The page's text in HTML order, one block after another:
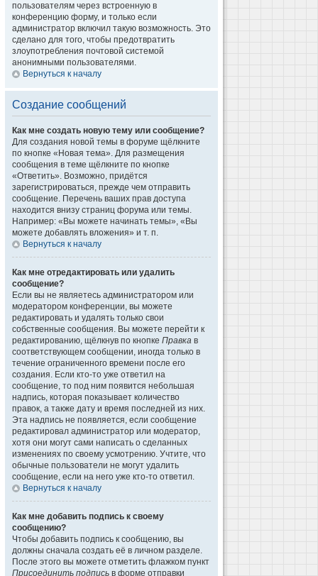
пользователям через встроенную в
конференцию форму, и только если
администратор включил такую возможность. Это
сделано для того, чтобы предотвратить
злоупотребления почтовой системой
анонимными пользователями.
Вернуться к началу
Создание сообщений
Как мне создать новую тему или сообщение?
Для создания новой темы в форуме щёлкните
по кнопке «Новая тема». Для размещения
сообщения в теме щёлкните по кнопке
«Ответить». Возможно, придётся
зарегистрироваться, прежде чем отправить
сообщение. Перечень ваших прав доступа
находится внизу страниц форума или темы.
Например: «Вы можете начинать темы», «Вы
можете добавлять вложения» и т. п.
Вернуться к началу
Как мне отредактировать или удалить
сообщение?
Если вы не являетесь администратором или
модератором конференции, вы можете
редактировать и удалять только свои
собственные сообщения. Вы можете перейти к
редактированию, щёлкнув по кнопке Правка в
соответствующем сообщении, иногда только в
течение ограниченного времени после его
создания. Если кто-то уже ответил на
сообщение, то под ним появится небольшая
надпись, которая показывает количество
правок, а также дату и время последней из них.
Эта надпись не появляется, если сообщение
редактировал администратор или модератор,
хотя они могут сами написать о сделанных
изменениях по своему усмотрению. Учтите, что
обычные пользователи не могут удалить
сообщение, если на него уже кто-то ответил.
Вернуться к началу
Как мне добавить подпись к своему
сообщению?
Чтобы добавить подпись к сообщению, вы
должны сначала создать её в личном разделе.
После этого вы можете отметить флажком пункт
Присоединить подпись в форме отправки